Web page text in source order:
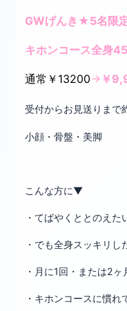
GWげんき★5名限
キホンコース全身
通常￥13200→ ￥
受付からお見送りまで
小顔・骨盤・美脚
こんな方に▼
・てばやくととのえた
・でも全身スッキリし
・月に1回・または2
・キホンコースに慣れ